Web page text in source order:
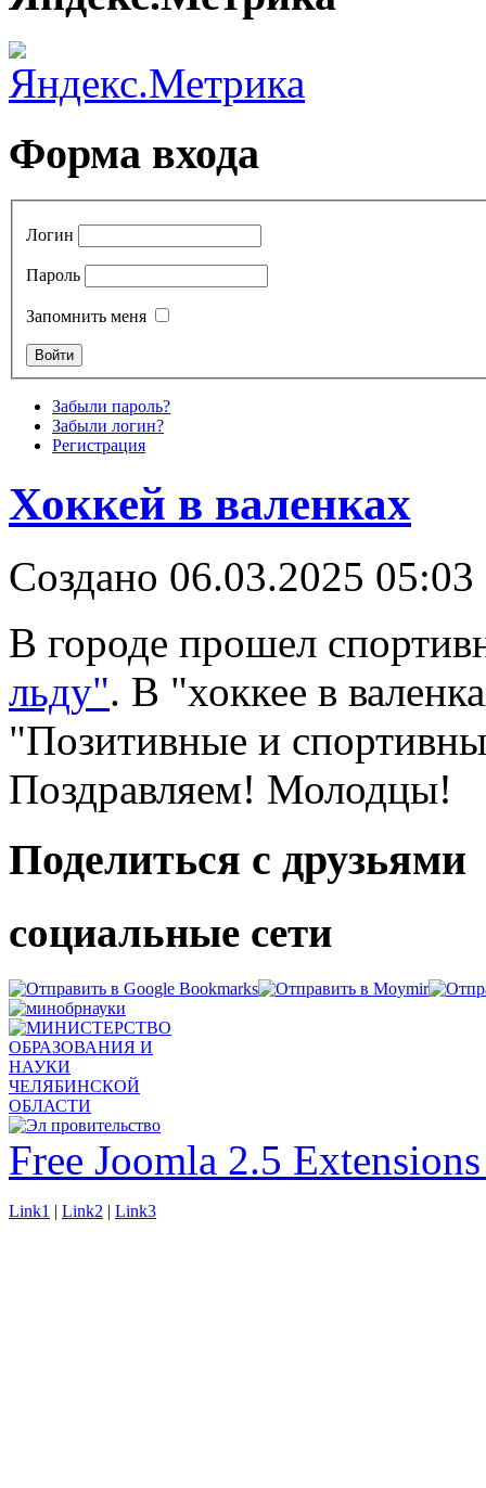
Форма входа
Логин
Пароль
Запомнить меня
Забыли пароль?
Забыли логин?
Регистрация
Хоккей в валенках
Создано 06.03.2025 05:03
В городе прошел
льду". В "хоккее в
"Позитивные и
Поздравляем! Молодцы!
Поделиться с друзьями
социальные сети
Free Joomla 2.5
Link1 | Link2 | Link3